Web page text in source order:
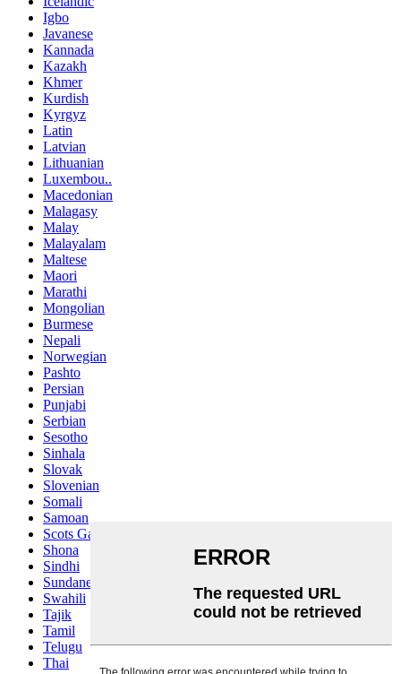
Igbo
Javanese
Kannada
Kazakh
Khmer
Kurdish
Kyrgyz
Latin
Latvian
Lithuanian
Luxembou..
Macedonian
Malagasy
Malay
Malayalam
Maltese
Maori
Marathi
Mongolian
Burmese
Nepali
Norwegian
Pashto
Persian
Punjabi
Serbian
Sesotho
Sinhala
Slovak
Slovenian
Somali
Samoan
Scots Gaelic
Shona
Sindhi
Sundanese
Swahili
Tajik
Tamil
Telugu
Thai